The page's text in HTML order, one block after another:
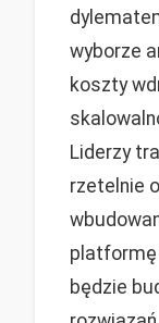
wyborze
koszty
Liderzy
rzetelnie
platformę
będzie